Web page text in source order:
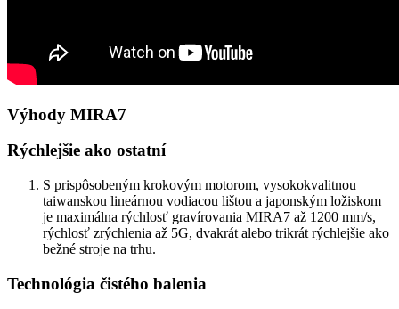
Výhody MIRA7
Rýchlejšie ako ostatní
S prispôsobeným krokovým motorom, vysokokvalitnou
taiwanskou lineárnou vodiacou lištou a japonským ložiskom
je maximálna rýchlosť gravírovania MIRA7 až 1200 mm/s,
rýchlosť zrýchlenia až 5G, dvakrát alebo trikrát rýchlejšie ako
bežné stroje na trhu.
Technológia čistého balenia